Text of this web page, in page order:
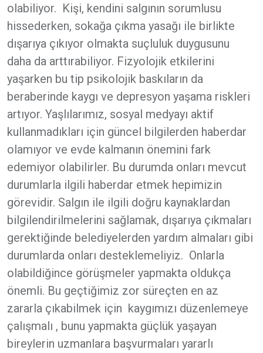
olabiliyor. Kişi, kendini salgının sorumlusu
hissederken, sokağa çıkma yasağı ile birlikte
dışarıya çıkıyor olmakta suçluluk duygusunu
daha da arttırabiliyor. Fizyolojik etkilerini
yaşarken bu tip psikolojik baskıların da
beraberinde kaygı ve depresyon yaşama riskleri
artıyor. Yaşlılarımız, sosyal medyayı aktif
kullanmadıkları için güncel bilgilerden haberdar
olamıyor ve evde kalmanın önemini fark
edemiyor olabilirler. Bu durumda onları mevcut
durumlarla ilgili haberdar etmek hepimizin
görevidir. Salgın ile ilgili doğru kaynaklardan
bilgilendirilmelerini sağlamak, dışarıya çıkmaları
gerektiğinde belediyelerden yardım almaları gibi
durumlarda onları desteklemeliyiz. Onlarla
olabildiğince görüşmeler yapmakta oldukça
önemli. Bu geçtiğimiz zor süreçten en az
zararla çıkabilmek için kaygımızı düzenlemeye
çalışmalı , bunu yapmakta güçlük yaşayan
bireylerin uzmanlara başvurmaları yararlı